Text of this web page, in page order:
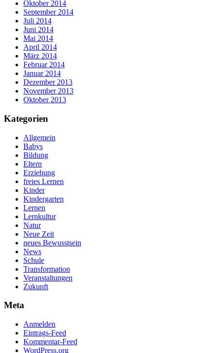
Oktober 2014
September 2014
Juli 2014
Juni 2014
Mai 2014
April 2014
März 2014
Februar 2014
Januar 2014
Dezember 2013
November 2013
Oktober 2013
Kategorien
Allgemein
Babys
Bildung
Eltern
Erziehung
freies Lernen
Kinder
Kindergarten
Lernen
Lernkultur
Natur
Neue Zeit
neues Bewusstsein
News
Schule
Transformation
Veranstaltungen
Zukunft
Meta
Anmelden
Eintrags-Feed
Kommentar-Feed
WordPress.org